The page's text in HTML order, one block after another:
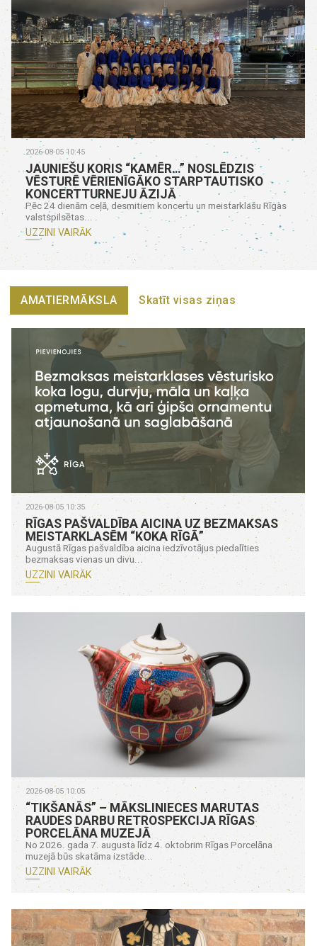
2026-08-05 10:45
JAUNIEŠU KORIS “KAMĒR…” NOSLĒDZIS
VĒSTURĒ VĒRIENĪGĀKO STARPTAUTISKO
KONCERTTURNEJU ĀZIJĀ
Pēc 24 dienām ceļā, desmitiem koncertu un meistarklašu Rīgas
valstspilsētas...
UZZINI VAIRĀK
AMATIERMĀKSLA Skatīt visas ziņas
2026-08-05 10:35
RĪGAS PAŠVALDĪBA AICINA UZ BEZMAKSAS
MEISTARKLASĒM “KOKA RĪGĀ”
Augustā Rīgas pašvaldība aicina iedzīvotājus piedalīties
bezmaksas vienas un divu...
UZZINI VAIRĀK
2026-08-05 10:05
“TIKŠANĀS” – MĀKSLINIECES MARUTAS
RAUDES DARBU RETROSPEKCIJA RĪGAS
PORCELĀNA MUZEJĀ
No 2026. gada 7. augusta līdz 4. oktobrim Rīgas Porcelāna
muzejā būs skatāma izstāde...
UZZINI VAIRĀK